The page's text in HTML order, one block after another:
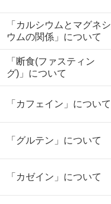
「カルシウムとマグネシ
ウムの関係」について
「断食(ファスティン
グ)」について
「カフェイン」について
「グルテン」について
「カゼイン」について